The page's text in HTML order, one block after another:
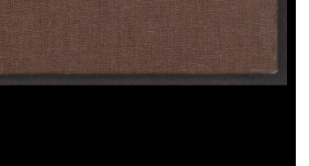
gan Lyfrgell Genedlaethol Cymru